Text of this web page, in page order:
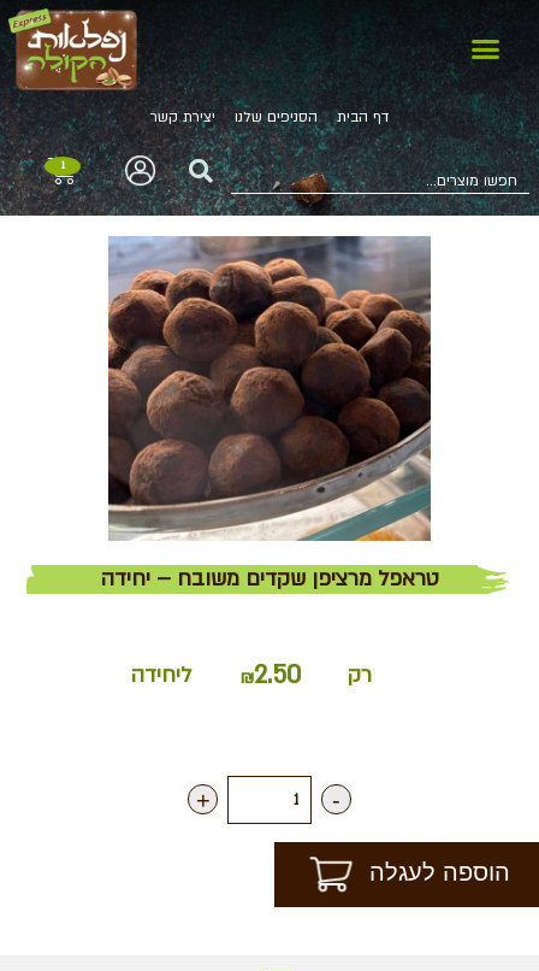
דף הבית הסניפים שלנו יצירת קשר
1
טראפל מרציפן שקדים משובח – יחידה
רק ₪2.50 ליחידה
-
+
הוספה לעגלה